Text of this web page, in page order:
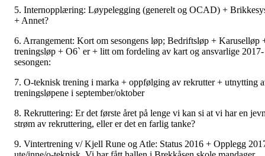
5. Internopplæring: Løypelegging (generelt og OCAD) +
+ Annet?
6. Arrangement: Kort om sesongens løp; Bedriftsløp + Karuselløp
treningsløp + O6` er + litt om fordeling av kart og ansvarlige 2017-
sesongen:
7. O-teknisk trening i marka + oppfølging av rekrutter + utnytting
treningsløpene i september/oktober
8. Rekruttering: Er det første året på lenge vi kan si at vi har en
strøm av rekruttering, eller er det en farlig tanke?
9. Vintertrening v/ Kjell Rune og Atle: Status 2016 + Opplegg